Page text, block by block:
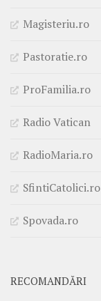
Magisteriu.ro
Pastoratie.ro
ProFamilia.ro
Radio Vatican
RadioMaria.ro
SfintiCatolici.ro
Spovada.ro
RECOMANDĂRI